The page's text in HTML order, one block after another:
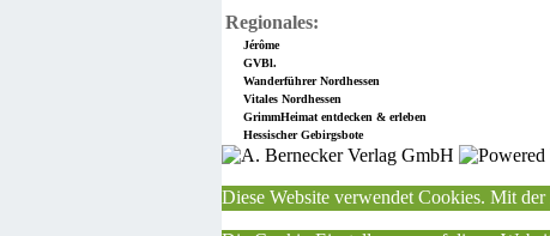
Regionales:
Jérôme
GVBl.
Wanderführer Nordhessen
Vitales Nordhessen
GrimmHeimat entdecken & erleben
Hessischer Gebirgsbote
Diese Website verwendet Cookies. Mit